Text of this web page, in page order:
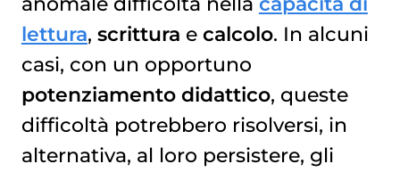
lettura, scrittura e calcolo. In alcuni
casi, con un opportuno
potenziamento didattico, queste
difficoltà potrebbero risolversi, in
alternativa, al loro persistere, gli